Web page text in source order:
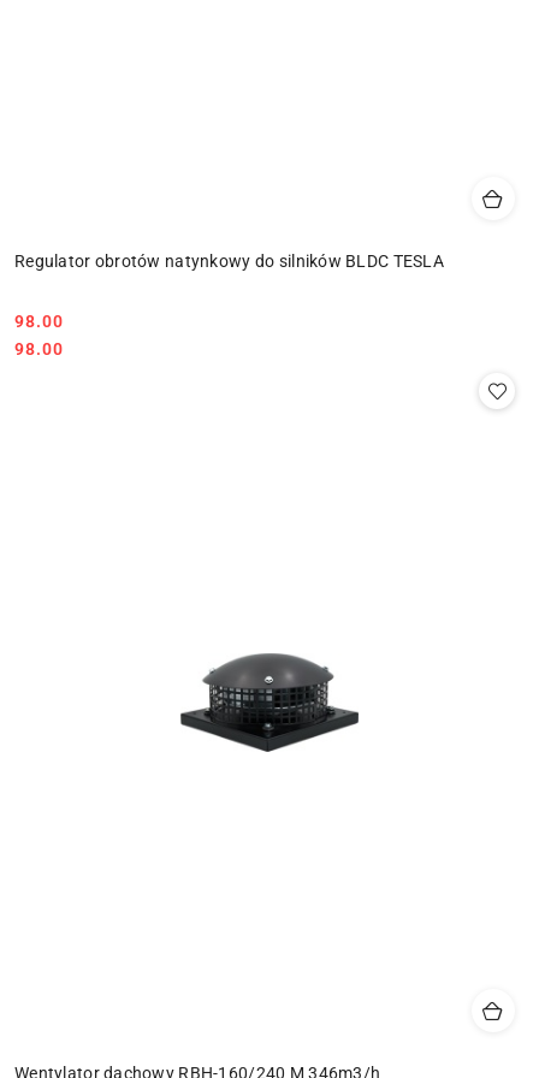
Regulator obrotów natynkowy do silników BLDC TESLA
Cena:
98.00
Cena:
98.00
Wentylator dachowy RBH-160/240 M 346m3/h